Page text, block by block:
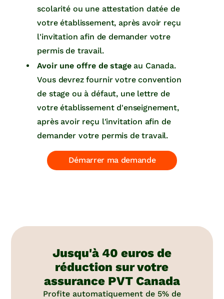
scolarité ou une attestation datée de
votre établissement, après avoir reçu
l'invitation afin de demander votre
permis de travail.
Avoir une offre de stageau Canada.
Vous devrez fournir votre convention
de stage ou à défaut, une lettre de
votre établissement d'enseignement,
après avoir reçu l'invitation afin de
demander votre permis de travail.
Démarrer ma demande
Jusqu'à 40 euros de
réduction sur votre
assurance PVT Canada
Profite automatiquement de 5% de